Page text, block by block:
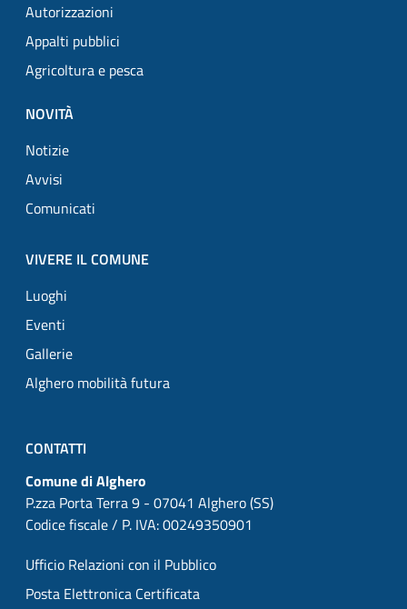
Autorizzazioni
Appalti pubblici
Agricoltura e pesca
NOVITÀ
Notizie
Avvisi
Comunicati
VIVERE IL COMUNE
Luoghi
Eventi
Gallerie
Alghero mobilità futura
CONTATTI
Comune di Alghero
P.zza Porta Terra 9 - 07041 Alghero (SS)
Codice fiscale / P. IVA: 00249350901
Ufficio Relazioni con il Pubblico
Posta Elettronica Certificata